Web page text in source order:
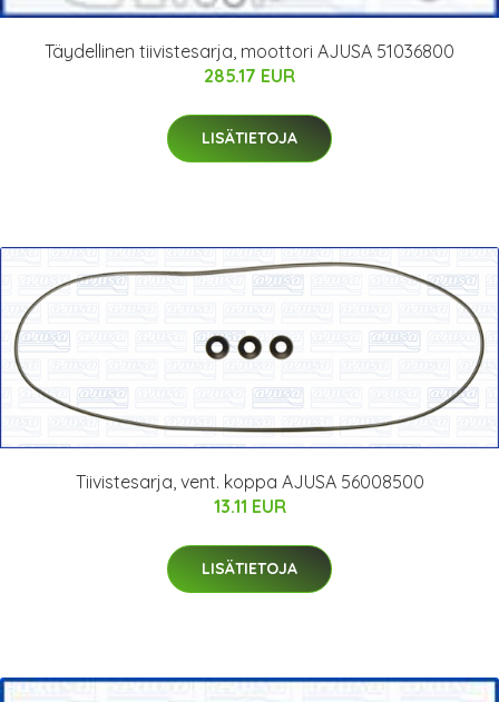
Täydellinen tiivistesarja, moottori AJUSA 51036800
285.17 EUR
LISÄTIETOJA
Tiivistesarja, vent. koppa AJUSA 56008500
13.11 EUR
LISÄTIETOJA